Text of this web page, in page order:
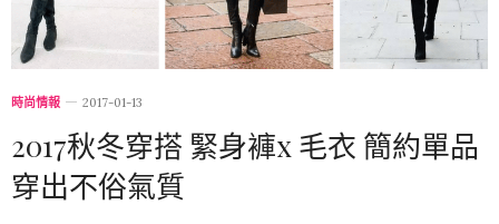
時尚情報 2017-01-13
2017秋冬穿搭 緊身褲x 毛衣 簡約單品
穿出不俗氣質